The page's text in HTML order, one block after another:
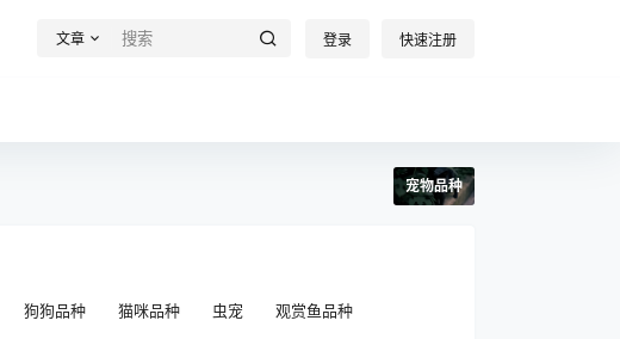
文章 登录 快速注册
宠物品种
狗狗品种 猫咪品种 虫宠 观赏鱼品种